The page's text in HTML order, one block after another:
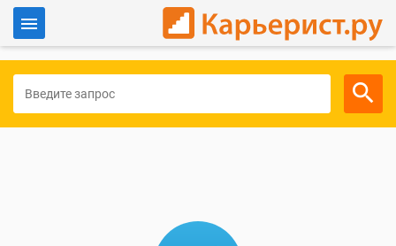
Для работодателей